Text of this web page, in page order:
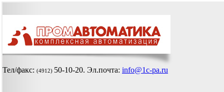
Тел/факс: (4912) 50-10-20. Эл.почта: info@1c-pa.ru